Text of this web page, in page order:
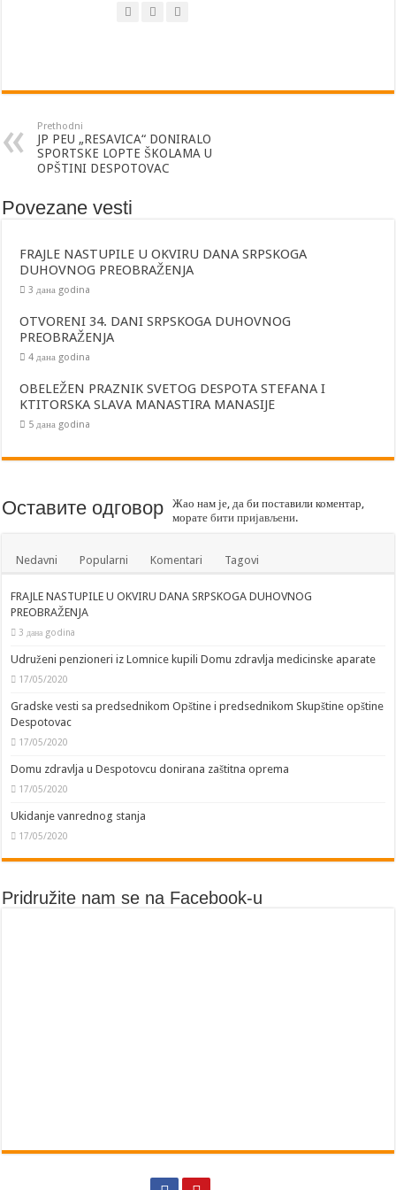
JP “RESAVSKA PEĆINA” NA PREDSTAVLJANJU PLATFORME “SELA
Prethodni
JP PEU „RESAVICA“ DONIRALO
SPORTSKE LOPTE ŠKOLAMA U
OPŠTINI DESPOTOVAC
Povezane vesti
FRAJLE NASTUPILE U OKVIRU DANA SRPSKOGA
DUHOVNOG PREOBRAŽENJA
3 дана godina
OTVORENI 34. DANI SRPSKOGA DUHOVNOG
PREOBRAŽENJA
4 дана godina
OBELEŽEN PRAZNIK SVETOG DESPOTA STEFANA I
KTITORSKA SLAVA MANASTIRA MANASIJE
5 дана godina
Оставите одговор
Жао нам је, да би поставили коментар,
моратебити пријављени.
Nedavni Popularni Komentari Tagovi
FRAJLE NASTUPILE U OKVIRU DANA SRPSKOGA DUHOVNOG
PREOBRAŽENJA
3 дана godina
Udruženi penzioneri iz Lomnice kupili Domu zdravlja medicinske aparate
17/05/2020
Gradske vesti sa predsednikom Opštine i predsednikom Skupštine opštine
Despotovac
17/05/2020
Domu zdravlja u Despotovcu donirana zaštitna oprema
17/05/2020
Ukidanje vanrednog stanja
17/05/2020
Pridružite nam se na Facebook-u